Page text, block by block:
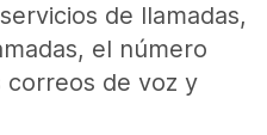
de llamadas,
el número
correos de voz y